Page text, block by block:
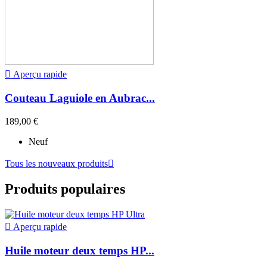
 Aperçu rapide
Couteau Laguiole en Aubrac...
189,00 €
Neuf
Tous les nouveaux produits
Produits populaires
 Aperçu rapide
Huile moteur deux temps HP...